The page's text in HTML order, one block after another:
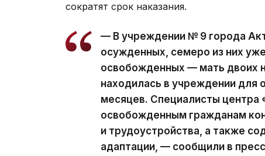
сократят срок наказания.
— В учреждении № 9 города
осужденных, семеро из них
освобожденных — мать двоих
находилась в учреждении для
месяцев. Специалисты центра
освобожденным гражданам
и трудоустройства, а также
адаптации, — сообщили в